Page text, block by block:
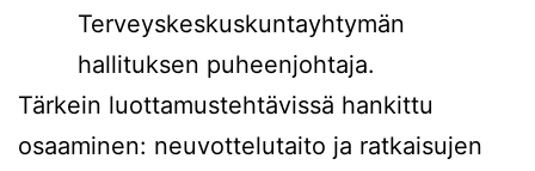
Terveyskeskuskuntayhtymän
hallituksen puheenjohtaja.
Tärkein luottamustehtävissä hankittu
osaaminen: neuvottelutaito ja ratkaisujen